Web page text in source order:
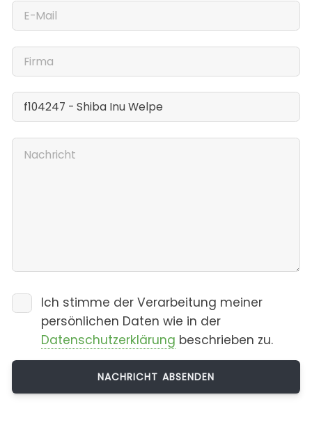
Ich stimme der Verarbeitung meiner
persönlichen Daten wie in der
Datenschutzerklärung beschrieben zu.